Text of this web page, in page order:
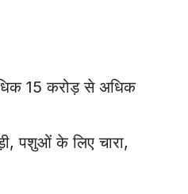
15 करोड़ से अधिक
पशुओं के लिए चारा,